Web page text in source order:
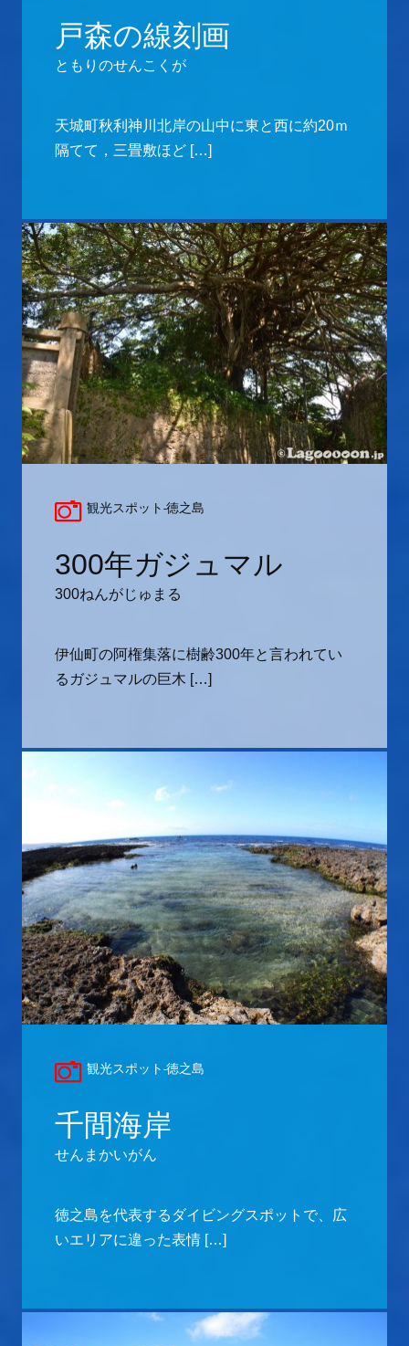
戸森の線刻画
ともりのせんこくが
天城町秋利神川北岸の山中に東と西に約20ｍ
隔てて，三畳敷ほど […]
観光スポット-徳之島
300年ガジュマル
300ねんがじゅまる
伊仙町の阿権集落に樹齢300年と言われてい
るガジュマルの巨木 […]
観光スポット-徳之島
千間海岸
せんまかいがん
徳之島を代表するダイビングスポットで、広
いエリアに違った表情 […]